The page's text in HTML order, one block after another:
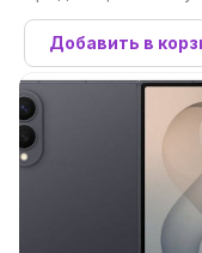
Добавить в